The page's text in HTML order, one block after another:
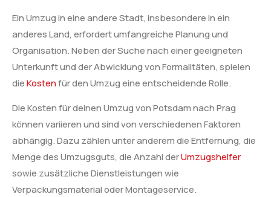
Ein Umzug in eine andere Stadt, insbesondere in ein
anderes Land, erfordert umfangreiche Planung und
Organisation. Neben der Suche nach einer geeigneten
Unterkunft und der Abwicklung von Formalitäten, spielen
dieKostenfür den Umzug eine entscheidende Rolle.
Die Kosten für deinen Umzug von Potsdam nach Prag
können variieren und sind von verschiedenen Faktoren
abhängig. Dazu zählen unter anderem die Entfernung, die
Menge des Umzugsguts, die Anzahl derUmzugshelfer
sowie zusätzliche Dienstleistungen wie
Verpackungsmaterial oder Montageservice.